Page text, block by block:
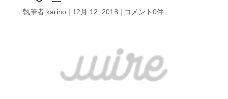
執筆者 karino| 12月 12, 2018 | コメント0件